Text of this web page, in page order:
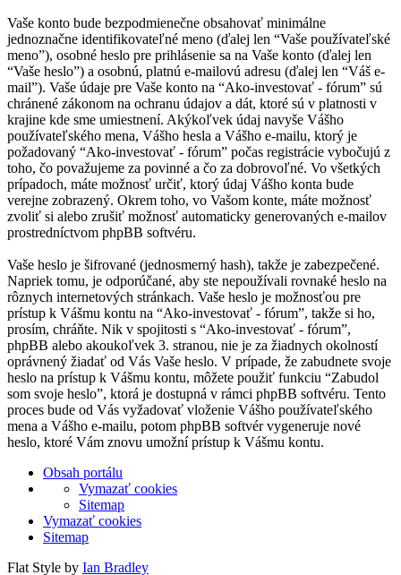
Vaše konto bude bezpodmienečne obsahovať minimálne
jednoznačne identifikovateľné meno (ďalej len “Vaše používateľské
meno”), osobné heslo pre prihlásenie sa na Vaše konto (ďalej len
“Vaše heslo”) a osobnú, platnú e-mailovú adresu (ďalej len “Váš e-
mail”). Vaše údaje pre Vaše konto na “Ako-investovať - fórum” sú
chránené zákonom na ochranu údajov a dát, ktoré sú v platnosti v
krajine kde sme umiestnení. Akýkoľvek údaj navyše Vášho
používateľského mena, Vášho hesla a Vášho e-mailu, ktorý je
požadovaný “Ako-investovať - fórum” počas registrácie vybočujú z
toho, čo považujeme za povinné a čo za dobrovoľné. Vo všetkých
prípadoch, máte možnosť určiť, ktorý údaj Vášho konta bude
verejne zobrazený. Okrem toho, vo Vašom konte, máte možnosť
zvoliť si alebo zrušiť možnosť automaticky generovaných e-mailov
prostredníctvom phpBB softvéru.
Vaše heslo je šifrované (jednosmerný hash), takže je zabezpečené.
Napriek tomu, je odporúčané, aby ste nepoužívali rovnaké heslo na
rôznych internetových stránkach. Vaše heslo je možnosťou pre
prístup k Vášmu kontu na “Ako-investovať - fórum”, takže si ho,
prosím, chráňte. Nik v spojitosti s “Ako-investovať - fórum”,
phpBB alebo akoukoľvek 3. stranou, nie je za žiadnych okolností
oprávnený žiadať od Vás Vaše heslo. V prípade, že zabudnete svoje
heslo na prístup k Vášmu kontu, môžete použiť funkciu “Zabudol
som svoje heslo”, ktorá je dostupná v rámci phpBB softvéru. Tento
proces bude od Vás vyžadovať vloženie Vášho používateľského
mena a Vášho e-mailu, potom phpBB softvér vygeneruje nové
heslo, ktoré Vám znovu umožní prístup k Vášmu kontu.
Obsah portálu
Vymazať cookies
Sitemap
Vymazať cookies
Sitemap
Flat Style by Ian Bradley